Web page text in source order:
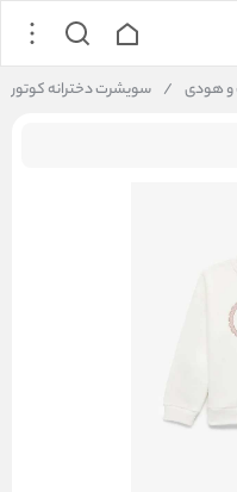
هودی / سویشرت دخترانه کوتون Koton کد 6WKG10209AK